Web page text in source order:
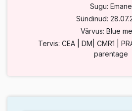
Sugu: Emane
Sündinud:
Värvus: Blue
Tervis: CEA | DM| CMR1 |
parentage